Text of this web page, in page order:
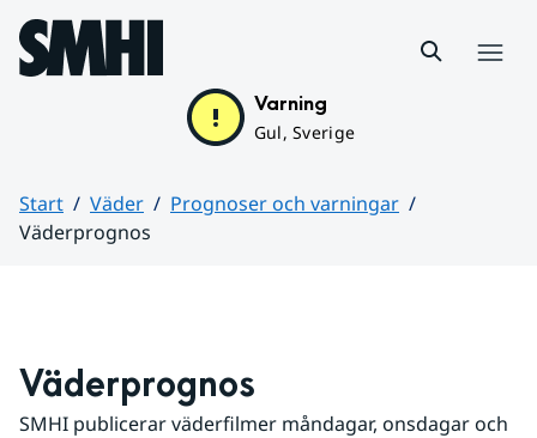
Hoppa till sidans innehåll
Varning
Gul, Sverige
Start Väder
Prognoser och varningar
Väderprognos
Väderprognos
SMHI publicerar väderfilmer måndagar, onsdagar och